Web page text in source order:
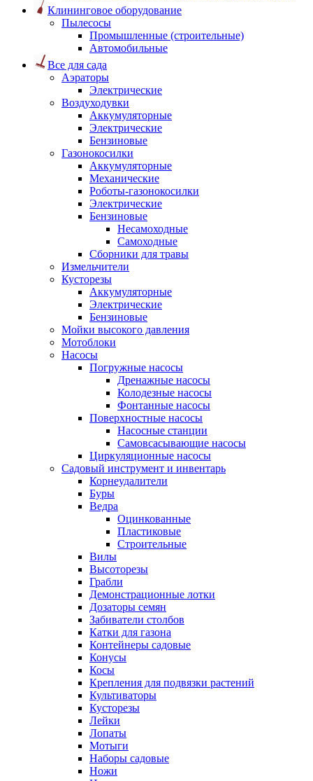
Клининговое оборудование
Пылесосы
Промышленные (строительные)
Автомобильные
Все для сада
Аэраторы
Электрические
Воздуходувки
Аккумуляторные
Электрические
Бензиновые
Газонокосилки
Аккумуляторные
Механические
Роботы-газонокосилки
Электрические
Бензиновые
Несамоходные
Самоходные
Сборники для травы
Измельчители
Кусторезы
Аккумуляторные
Электрические
Бензиновые
Мойки высокого давления
Мотоблоки
Насосы
Погружные насосы
Дренажные насосы
Колодезные насосы
Фонтанные насосы
Поверхностные насосы
Насосные станции
Самовсасывающие насосы
Циркуляционные насосы
Садовый инструмент и инвентарь
Корнеудалители
Буры
Ведра
Оцинкованные
Пластиковые
Строительные
Вилы
Высоторезы
Грабли
Демонстрационные лотки
Дозаторы семян
Забиватели столбов
Катки для газона
Контейнеры садовые
Конусы
Косы
Крепления для подвязки растений
Культиваторы
Кусторезы
Лейки
Лопаты
Мотыги
Наборы садовые
Ножи